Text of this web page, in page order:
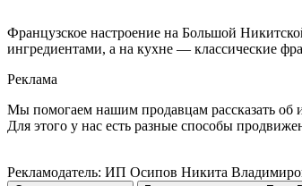
Французское настроение на Большой
ингредиентами, а на кухне — классические
Реклама
Мы помогаем нашим продавцам рассказать об
Для этого у нас есть разные способы
Рекламодатель: ИП Осипов Никита